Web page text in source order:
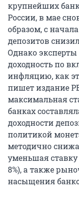
крупнейших
России, в мае
образом, с
депозитов
Однако
доходность по
инфляцию, как
пишет издание
максимальная
банках
доходности
политикой
методично
уменьшая ставку
8%), а также
насыщения